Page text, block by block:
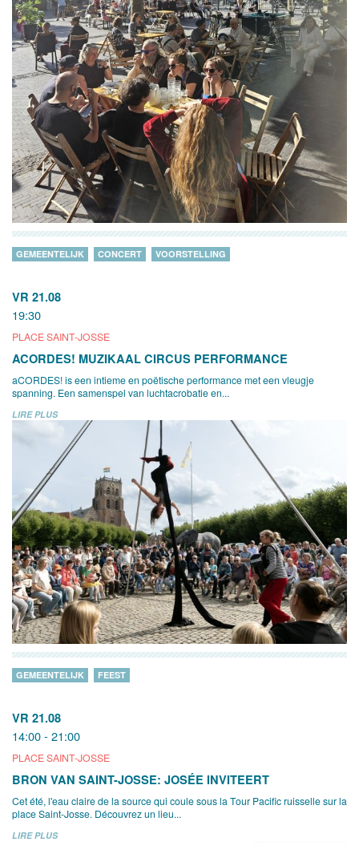
VR 21.08
19:30
PLACE SAINT-JOSSE
GEMEENTELIJK CONCERT VOORSTELLING
ACORDES! MUZIKAAL CIRCUS PERFORMANCE
aCORDES! is een intieme en poëtische performance met een vleugje
spanning. Een samenspel van luchtacrobatie en...
LIRE PLUS
VR 21.08
14:00 - 21:00
PLACE SAINT-JOSSE
GEMEENTELIJK FEEST
BRON VAN SAINT-JOSSE: JOSÉE INVITEERT
Cet été, l'eau claire de la source qui coule sous la Tour Pacific ruisselle sur la
place Saint-Josse. Découvrez un lieu...
LIRE PLUS